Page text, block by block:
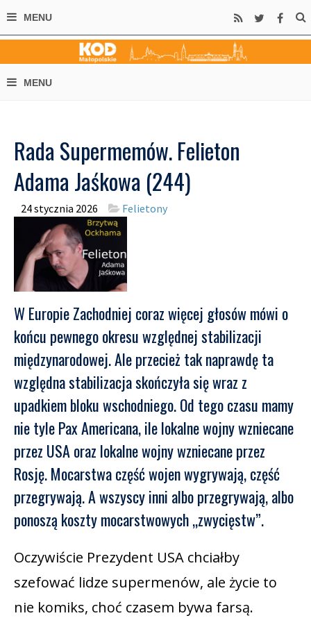
Rada Supermemów. Felieton
Adama Jaśkowa (244)
24 stycznia 2026 Felietony
W Europie Zachodniej coraz więcej głosów mówi o
końcu pewnego okresu względnej stabilizacji
międzynarodowej. Ale przecież tak naprawdę ta
względna stabilizacja skończyła się wraz z
upadkiem bloku wschodniego. Od tego czasu mamy
nie tyle Pax Americana, ile lokalne wojny wzniecane
przez USA oraz lokalne wojny wzniecane przez
Rosję. Mocarstwa część wojen wygrywają, część
przegrywają. A wszyscy inni albo przegrywają, albo
ponoszą koszty mocarstwowych „zwycięstw”.
Oczywiście Prezydent USA chciałby
szefować lidze supermenów, ale życie to
nie komiks, choć czasem bywa farsą.